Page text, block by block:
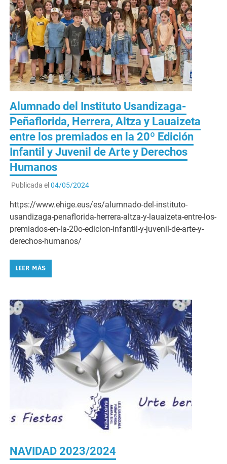
Alumnado del Instituto Usandizaga-
Peñaflorida, Herrera, Altza y Lauaizeta
entre los premiados en la 20º Edición
Infantil y Juvenil de Arte y Derechos
Humanos
Publicada el 04/05/2024
https://www.ehige.eus/es/alumnado-del-instituto-
usandizaga-penaflorida-herrera-altza-y-lauaizeta-entre-los-
premiados-en-la-20o-edicion-infantil-y-juvenil-de-arte-y-
derechos-humanos/
LEER MÁS
NAVIDAD 2023/2024